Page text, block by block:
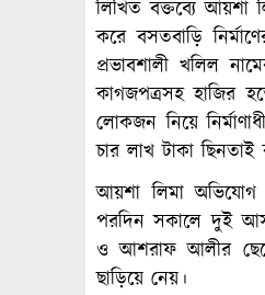
লিখিত বক্তব্যে আয়শা
করে বসতবাড়ি
প্রভাবশালী খলিল
কাগজপত্রসহ হাজির
লোকজন নিয়ে
চার লাখ টাকা ছিনতাই
আয়শা লিমা
পরদিন সকালে দুই
ও আশরাফ আলীর ছেলে
ছাড়িয়ে নেয়।